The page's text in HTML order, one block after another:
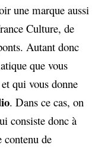
une marque aussi
Culture, de
Autant donc
que vous
qui vous donne
. Dans ce cas, on
consiste donc à
de